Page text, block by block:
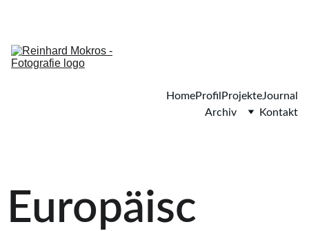
HomeProfilProjekteJournal
Archiv
Kontakt
Europäisc